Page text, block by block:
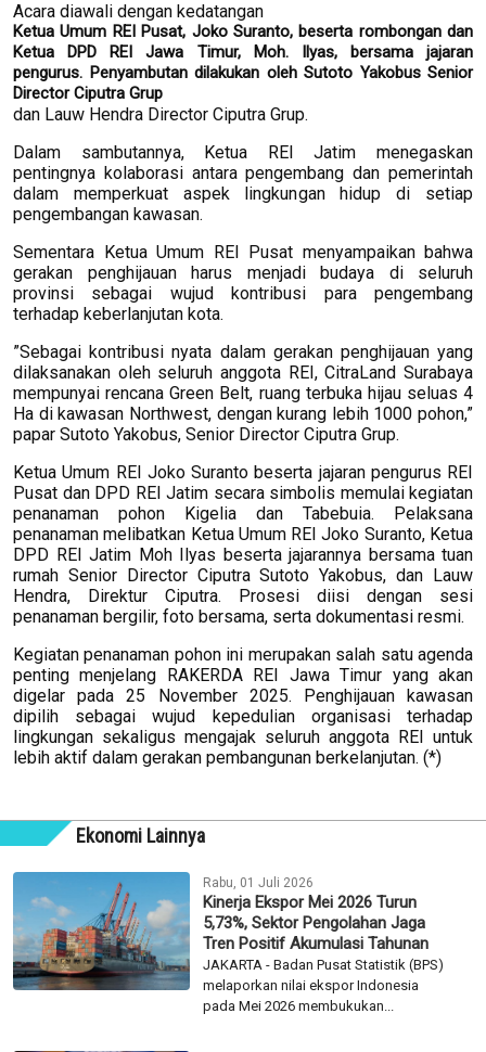
Acara diawali dengan kedatangan
Ketua Umum REI Pusat, Joko Suranto, beserta rombongan dan
Ketua DPD REI Jawa Timur, Moh. Ilyas, bersama jajaran
pengurus. Penyambutan dilakukan oleh Sutoto Yakobus Senior
Director Ciputra Grup
dan Lauw Hendra Director Ciputra Grup.
Dalam sambutannya, Ketua REI Jatim menegaskan
pentingnya kolaborasi antara pengembang dan pemerintah
dalam memperkuat aspek lingkungan hidup di setiap
pengembangan kawasan.
Sementara Ketua Umum REI Pusat menyampaikan bahwa
gerakan penghijauan harus menjadi budaya di seluruh
provinsi sebagai wujud kontribusi para pengembang
terhadap keberlanjutan kota.
”Sebagai kontribusi nyata dalam gerakan penghijauan yang
dilaksanakan oleh seluruh anggota REI, CitraLand Surabaya
mempunyai rencana Green Belt, ruang terbuka hijau seluas 4
Ha di kawasan Northwest, dengan kurang lebih 1000 pohon,”
papar Sutoto Yakobus, Senior Director Ciputra Grup.
Ketua Umum REI Joko Suranto beserta jajaran pengurus REI
Pusat dan DPD REI Jatim secara simbolis memulai kegiatan
penanaman pohon Kigelia dan Tabebuia. Pelaksana
penanaman melibatkan Ketua Umum REI Joko Suranto, Ketua
DPD REI Jatim Moh Ilyas beserta jajarannya bersama tuan
rumah Senior Director Ciputra Sutoto Yakobus, dan Lauw
Hendra, Direktur Ciputra. Prosesi diisi dengan sesi
penanaman bergilir, foto bersama, serta dokumentasi resmi.
Kegiatan penanaman pohon ini merupakan salah satu agenda
penting menjelang RAKERDA REI Jawa Timur yang akan
digelar pada 25 November 2025. Penghijauan kawasan
dipilih sebagai wujud kepedulian organisasi terhadap
lingkungan sekaligus mengajak seluruh anggota REI untuk
lebih aktif dalam gerakan pembangunan berkelanjutan. (*)
Ekonomi Lainnya
Rabu, 01 Juli 2026
Kinerja Ekspor Mei 2026 Turun
5,73%, Sektor Pengolahan Jaga
Tren Positif Akumulasi Tahunan
JAKARTA - Badan Pusat Statistik (BPS)
melaporkan nilai ekspor Indonesia
pada Mei 2026 membukukan...